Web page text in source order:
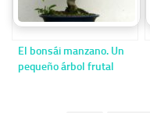
El bonsái manzano. Un
pequeño árbol frutal